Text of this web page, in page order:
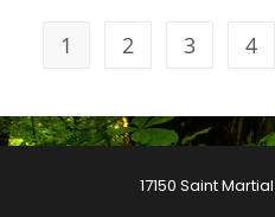
1 2 3 4
17150 Saint